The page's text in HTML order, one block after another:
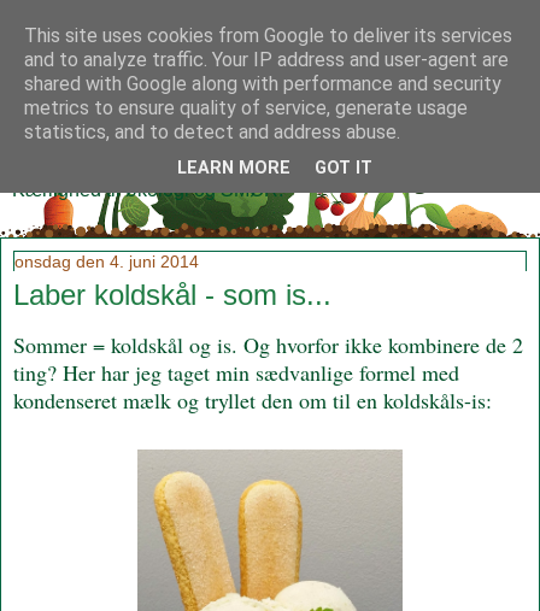
Klidmoster.dk
Kærlighed til økologi og SMØR!
onsdag den 4. juni 2014
Laber koldskål - som is...
Sommer = koldskål og is. Og hvorfor ikke kombinere de 2
ting? Her har jeg taget min sædvanlige formel med
kondenseret mælk og tryllet den om til en koldskåls-is:
This site uses cookies from Google to deliver its services
and to analyze traffic. Your IP address and user-agent are
shared with Google along with performance and security
metrics to ensure quality of service, generate usage
statistics, and to detect and address abuse.
LEARN MORE GOT IT